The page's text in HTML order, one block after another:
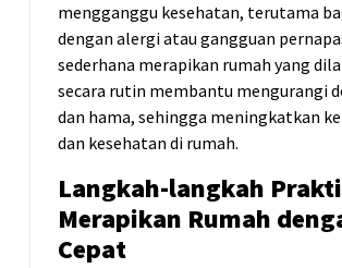
mengganggu kesehatan, terutama
dengan alergi atau gangguan
sederhana merapikan rumah yang
secara rutin membantu mengurangi
dan hama, sehingga meningkatkan
dan kesehatan di rumah.
Langkah-langkah
Merapikan Rumah
Cepat